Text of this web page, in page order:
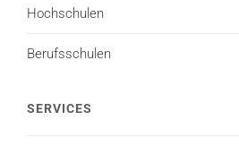
Hochschulen
Berufsschulen
SERVICES